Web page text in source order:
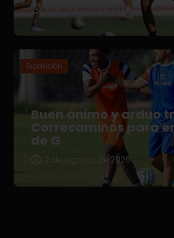
3 de agosto de 2026
Expansión
Buen ánimo y arduo
Correcaminos para
de G
2 de agosto de 2026